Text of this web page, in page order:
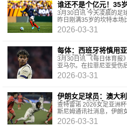
谁还不是个亿元！35
奔，任队长斩强敌
3月30日讯 今天凌晨的足
昨日刚满35岁的坎特本场
冲击本届世界杯，不惜大
2026-03-31
每体：西班牙将慎用
世界杯前受伤
3月30日讯 《每日体育报
亚马尔。在拉菲尼亚受伤
队比赛间歇期的第二波赛
2026-03-31
伊朗女足球员：澳大
造我们父母消息
查特雷诺 2026女足亚洲
斯尼姆通讯社消息，伊朗
记者采访时透露，澳大利
2026-03-31